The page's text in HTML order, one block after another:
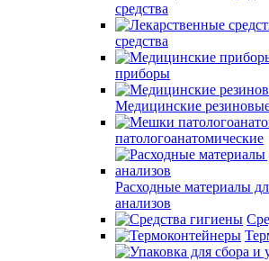
средства
средства
приборы
Медицинские
патологоанатомические
Расходные материалы
анализов